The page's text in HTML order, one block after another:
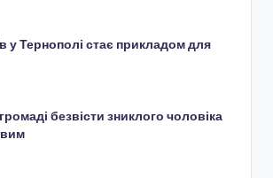
у Тернополі стає прикладом для
безвісти зниклого чоловіка